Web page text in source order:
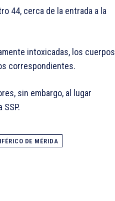
44, cerca de la entrada a la
intoxicadas, los cuerpos
correspondientes.
sin embargo, al lugar
DE MÉRIDA